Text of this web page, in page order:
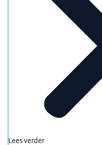
Lees verder